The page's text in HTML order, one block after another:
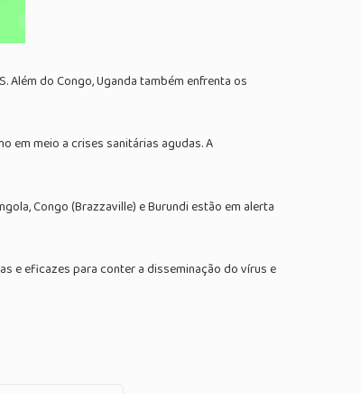
do Congo, Uganda também enfrenta os
em meio a crises sanitárias agudas. A
Congo (Brazzaville) e Burundi estão em alerta
e eficazes para conter a disseminação do vírus e